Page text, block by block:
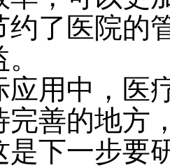
约了医院的
应用中，医
完善的地方
是下一步要